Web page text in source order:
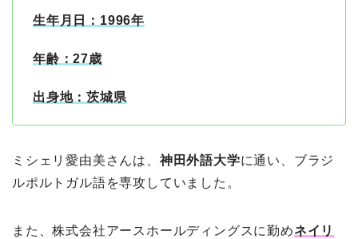
生年月日：1996年
年齢：27歳
出身地：茨城県
ミシェリ愛由美さんは、 神田外語大学に通い、ブラジ
ルポルトガル語を専攻していました。
また、株式会社アースホールディングスに勤めネイリ